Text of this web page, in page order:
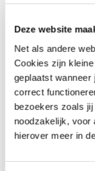
Deze website
Net als andere
Cookies zijn
geplaatst
correct
bezoekers zoals
noodzakelijk, voor
hierover meer in